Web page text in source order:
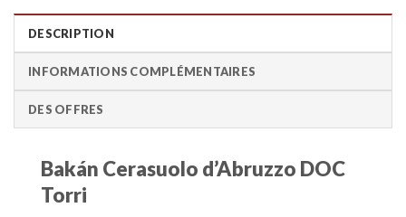
DESCRIPTION
INFORMATIONS COMPLÉMENTAIRES
DES OFFRES
Bakán Cerasuolo d’Abruzzo DOC
Torri